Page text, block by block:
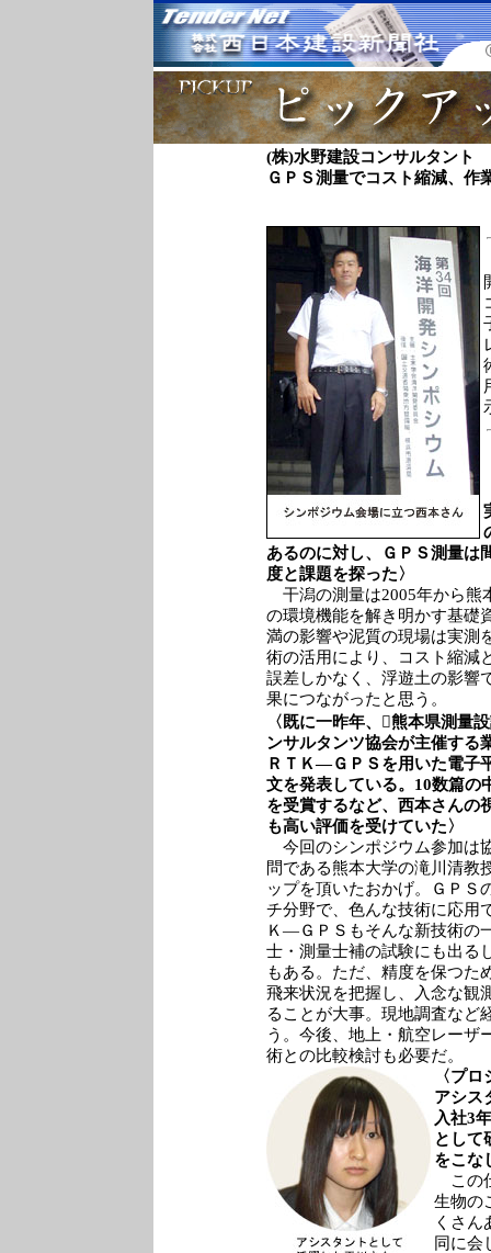
(株)水野建設コンサルタン
ＧＰＳ測量でコスト縮減、作
あるのに対し、ＧＰＳ測量は
度と課題を探った〉
干潟の測量は2005年から熊
の環境機能を解き明かす基礎
満の影響や泥質の現場は実測
術の活用により、コスト縮
誤差しかなく、浮遊土の影響
果につながったと思う。
〈既に一昨年、熊本県測量
ンサルタンツ協会が主催する
ＲＴＫ―ＧＰＳを用いた電子
文を発表している。10数篇の
を受賞するなど、西本さんの
も高い評価を受けていた〉
今回のシンポジウム参加は
問である熊本大学の滝川清教
ップを頂いたおかげ。ＧＰＳ
チ分野で、色んな技術に応用
Ｋ―ＧＰＳもそんな新技術の
士・測量士補の試験にも出る
もある。ただ、精度を保つた
飛来状況を把握し、入念な観
ることが大事。現地調査など
う。今後、地上・航空レーザ
術との比較検討も必要だ。
〈プ
アシス
入社3
として
をこな
この
生物の
くさん
同に会